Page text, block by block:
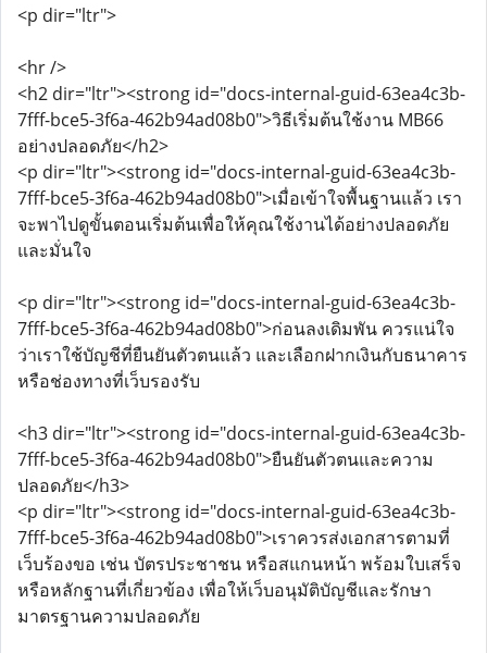
<p dir="ltr">
<hr />
<h2 dir="ltr"><strong id="docs-internal-guid-63ea4c3b-
7fff-bce5-3f6a-462b94ad08b0">วิธีเริ่มต้นใช้งาน MB66
อย่างปลอดภัย</h2>
<p dir="ltr"><strong id="docs-internal-guid-63ea4c3b-
7fff-bce5-3f6a-462b94ad08b0">เมื่อเข้าใจพื้นฐานแล้ว เรา
จะพาไปดูขั้นตอนเริ่มต้นเพื่อให้คุณใช้งานได้อย่างปลอดภัย
และมั่นใจ
<p dir="ltr"><strong id="docs-internal-guid-63ea4c3b-
7fff-bce5-3f6a-462b94ad08b0">ก่อนลงเดิมพัน ควรแน่ใจ
ว่าเราใช้บัญชีที่ยืนยันตัวตนแล้ว และเลือกฝากเงินกับธนาคาร
หรือช่องทางที่เว็บรองรับ
<h3 dir="ltr"><strong id="docs-internal-guid-63ea4c3b-
7fff-bce5-3f6a-462b94ad08b0">ยืนยันตัวตนและความ
ปลอดภัย</h3>
<p dir="ltr"><strong id="docs-internal-guid-63ea4c3b-
7fff-bce5-3f6a-462b94ad08b0">เราควรส่งเอกสารตามที่
เว็บร้องขอ เช่น บัตรประชาชน หรือสแกนหน้า พร้อมใบเสร็จ
หรือหลักฐานที่เกี่ยวข้อง เพื่อให้เว็บอนุมัติบัญชีและรักษา
มาตรฐานความปลอดภัย